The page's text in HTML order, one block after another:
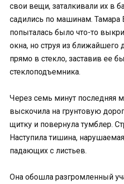
свои вещи, заталкивали их в
садились по машинам. Тамара
попыталась было что-то
окна, но струя из ближайшего
прямо в стекло, заставив ее
стеклоподъемника.
Через семь минут последняя
выскочила на грунтовую
щитку и повернула тумблер.
Наступила тишина,
падающих с листьев.
Она обошла разгромленный